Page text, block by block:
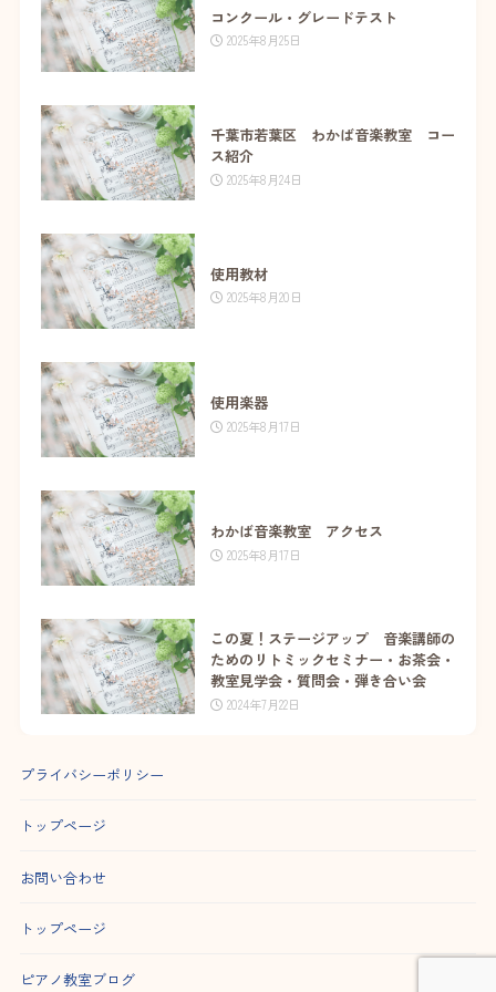
コンクール・グレードテスト
2025年8月25日
千葉市若葉区 わかば音楽教室 コー
ス紹介
2025年8月24日
使用教材
2025年8月20日
使用楽器
2025年8月17日
わかば音楽教室 アクセス
2025年8月17日
この夏！ステージアップ 音楽講師の
ためのリトミックセミナー・お茶会・
教室見学会・質問会・弾き合い会
2024年7月22日
プライバシーポリシー
トップページ
お問い合わせ
トップページ
ピアノ教室ブログ